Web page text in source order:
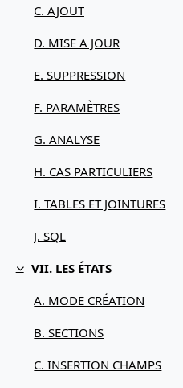
C. AJOUT
D. MISE A JOUR
E. SUPPRESSION
F. PARAMÈTRES
G. ANALYSE
H. CAS PARTICULIERS
I. TABLES ET JOINTURES
J. SQL
Replier
VII. LES ÉTATS
A. MODE CRÉATION
B. SECTIONS
C. INSERTION CHAMPS